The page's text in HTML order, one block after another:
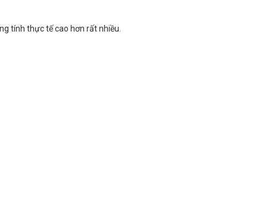
tính thực tế cao hơn rất nhiều.